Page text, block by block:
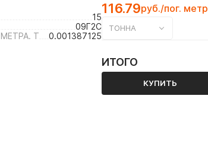
15
09Г2С
Т
0.001387125
116.79руб./пог. метр
ТОННА
ИТОГО
КУПИТЬ